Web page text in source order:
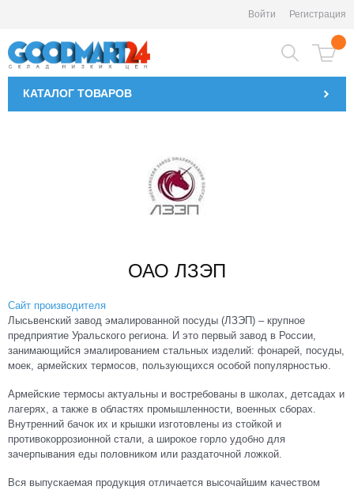
Войти Регистрация
КАТАЛОГ ТОВАРОВ
ОАО ЛЗЭП
Сайт производителя
Лысьвенский завод эмалированной посуды (ЛЗЭП) – крупное
предприятие Уральского региона. И это первый завод в России,
занимающийся эмалированием стальных изделий: фонарей, посуды,
моек, армейских термосов, пользующихся особой популярностью.
Армейские термосы актуальны и востребованы в школах, детсадах и
лагерях, а также в областях промышленности, военных сборах.
Внутренний бачок их и крышки изготовлены из стойкой и
противокоррозионной стали, а широкое горло удобно для
зачерпывания еды половником или раздаточной ложкой.
Вся выпускаемая продукция отличается высочайшим качеством